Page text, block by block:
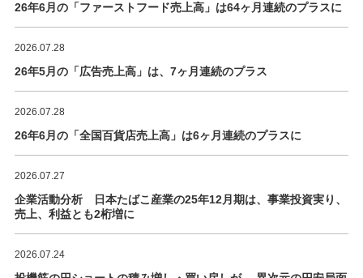
26年6月の「ファーストフード売上高」は64ヶ月連続のプラスに
2026.07.28
26年5月の「広告売上高」は、7ヶ月連続のプラス
2026.07.28
26年6月の「全国百貨店売上高」は6ヶ月連続のプラスに
2026.07.27
企業活動分析 日本たばこ産業の25年12月期は、事業投資実り、
売上、利益とも2桁増に
2026.07.24